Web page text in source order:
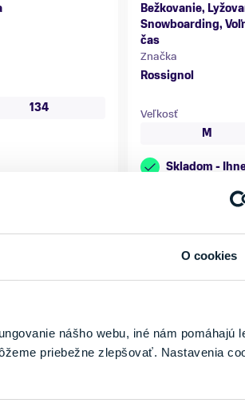
O cookies
nášho webu, iné nám pomáhajú
priebežne zlepšovať. Nastavenia
134
Bežkovanie,
Snowboarding,
čas
Značka
Rossignol
Veľkosť
M
Skladom -